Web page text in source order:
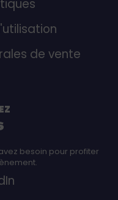
de vente
besoin pour profiter